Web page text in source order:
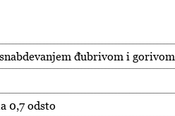
đubrivom i gorivom
0,7 odsto